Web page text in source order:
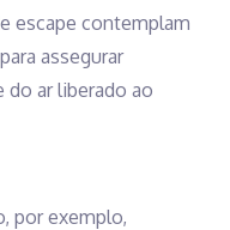
escape contemplam
assegurar
do ar liberado ao
por exemplo,